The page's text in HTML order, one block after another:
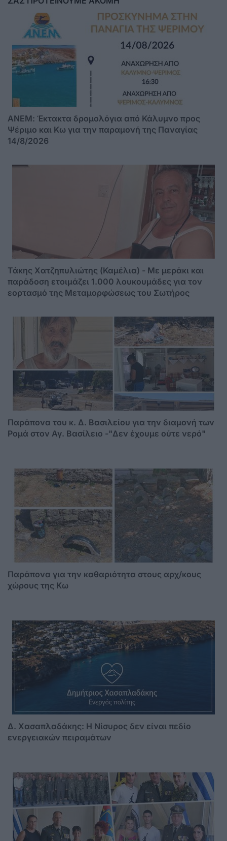
ΑΝΕΜ: Έκτακτα δρομολόγια από Κάλυμνο προς
Ψέριμο και Κω για την παραμονή της Παναγίας
14/8/2026
Τάκης Χατζηπυλιώτης (Καμέλια) - Με μεράκι και
παράδοση ετοιμάζει 1.000 λουκουμάδες για τον
εορτασμό της Μεταμορφώσεως του Σωτήρος
Παράπονα του κ. Δ. Βασιλείου για την διαμονή των
Ρομά στον Αγ. Βασίλειο -"Δεν έχουμε ούτε νερό"
Παράπονα για την καθαριότητα στους αρχ/κους
χώρους της Κω
Δ. Χασαπλαδάκης: Η Νίσυρος δεν είναι πεδίο
ενεργειακών πειραμάτων